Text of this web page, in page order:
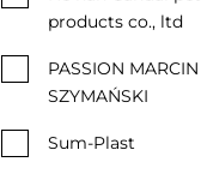
products co., ltd
PASSION MARCIN
SZYMAŃSKI
Sum-Plast